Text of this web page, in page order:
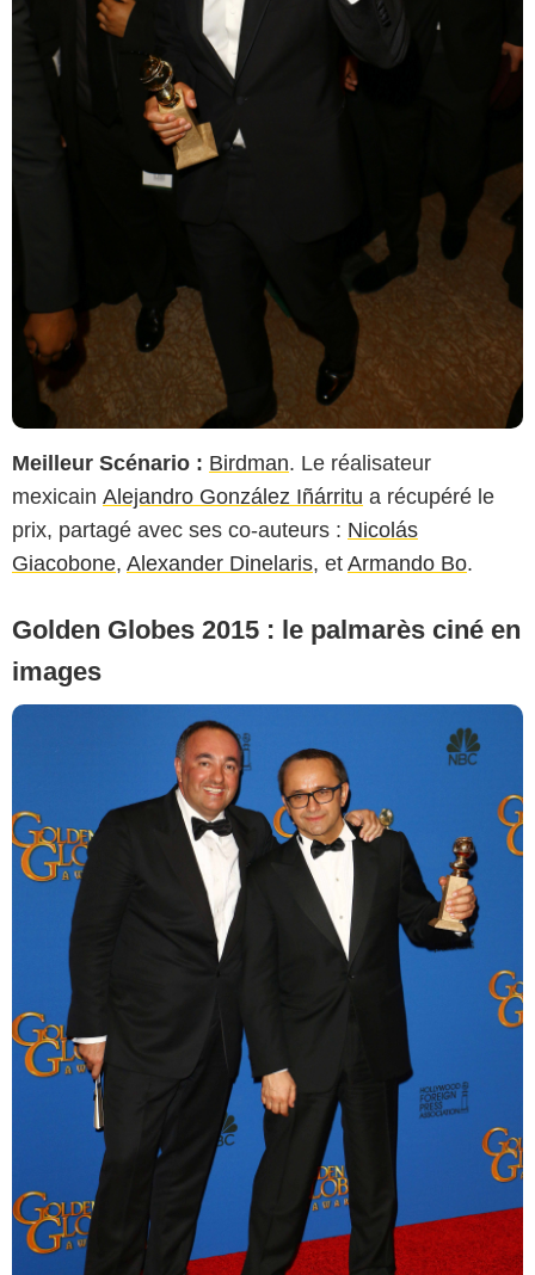
Meilleur Scénario : Birdman. Le réalisateur
mexicain Alejandro González Iñárritu a récupéré le
prix, partagé avec ses co-auteurs : Nicolás
Giacobone, Alexander Dinelaris, et Armando Bo.
Golden Globes 2015 : le palmarès ciné en
images